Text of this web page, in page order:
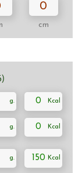
0
cm
0
0
150